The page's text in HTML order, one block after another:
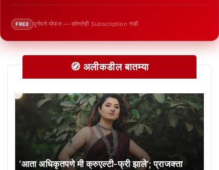
FREE पूर्णपणे मोफत — कोणतेही Subscription नाही
🧭 अलीकडील बातम्या
‘आता अधिकृतपणे मी क्रुएल्टी-फ्री झाले’; प्राजक्ता